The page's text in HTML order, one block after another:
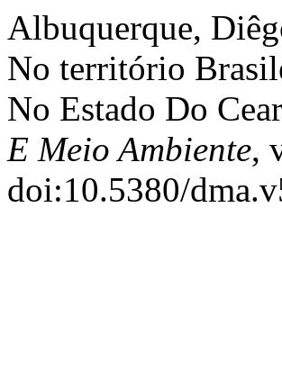
Albuquerque,
No território
No Estado Do
E Meio Ambiente,
doi:10.5380/